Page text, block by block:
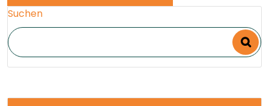
Suchen